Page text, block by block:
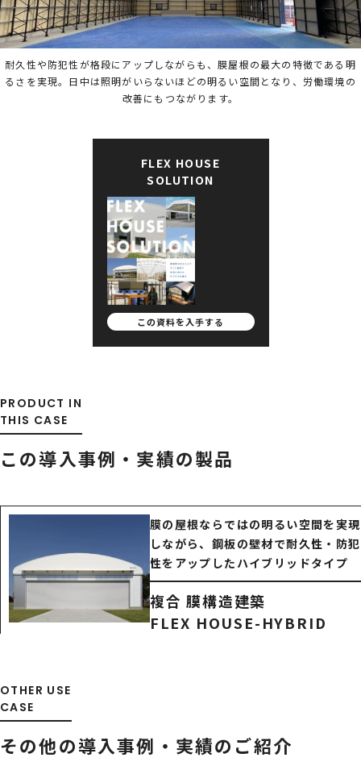
耐久性や防犯性が格段にアップしながらも、膜屋根の最大の特徴である明
るさを実現。日中は照明がいらないほどの明るい空間となり、労働環境の
改善にもつながります。
FLEX HOUSE
SOLUTION
この資料を入手する
PRODUCT IN
THIS CASE
この導入事例・実績の製品
膜の屋根ならではの明るい空間を実現
しながら、鋼板の壁材で耐久性・防犯
性をアップしたハイブリッドタイプ
複合 膜構造建築
FLEX HOUSE-HYBRID
OTHER USE
CASE
その他の導入事例・ 実績のご紹介